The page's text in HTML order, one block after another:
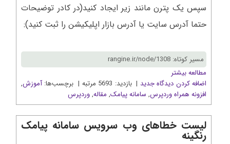
سپس یک پترن مانند زیر ایجاد کنید(در کادر توضیحات
حتما آدرس سایت یا آدرس بازار اپلیکیشن را ثبت کنید):
مسیر کوتاه: rangine.ir/node/1308
مطالعه بیشتر
اضافه کردن دیدگاه جدید | بازدید: 5693 مرتبه | برچسب‌ها: آموزش,
افزونه همراه وردپرس, سامانه پیامک, مقاله,وردپرس
لیست خطاهای وب سرویس سامانه پیامک
رنگینه